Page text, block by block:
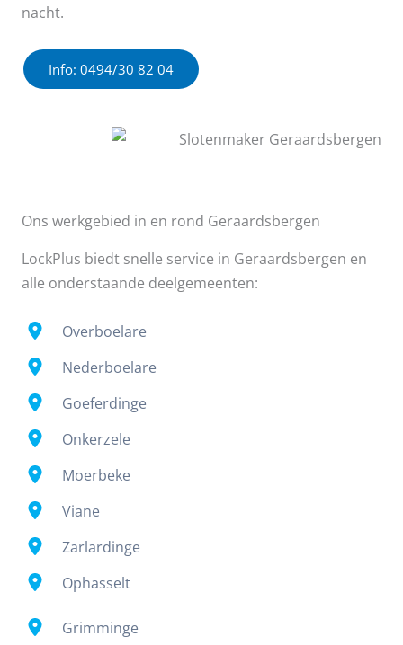
nacht.
Info: 0494/30 82 04
Ons werkgebied in en rond Geraardsbergen
LockPlus biedt snelle service in Geraardsbergen en
alle onderstaande deelgemeenten:
Overboelare
Nederboelare
Goeferdinge
Onkerzele
Moerbeke
Viane
Zarlardinge
Ophasselt
Grimminge